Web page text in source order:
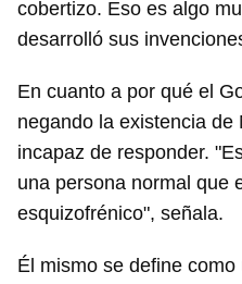
cobertizo. Eso es algo
desarrolló sus
En cuanto a por qué el
negando la existencia de
incapaz de responder.
una persona normal que
esquizofrénico", señala.
Él mismo se define